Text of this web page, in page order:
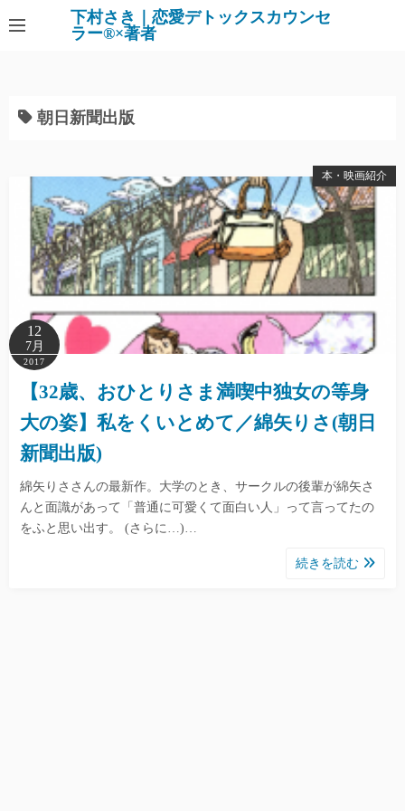
下村さき｜恋愛デトックスカウンセ
ラー®×著者
朝日新聞出版
本・映画紹介
12
7月
2017
【32歳、おひとりさま満喫中独女の等身
大の姿】私をくいとめて／綿矢りさ(朝日
新聞出版)
綿矢りささんの最新作。大学のとき、サークルの後輩が綿矢さ
んと面識があって「普通に可愛くて面白い人」って言ってたの
をふと思い出す。 (さらに…)…
続きを読む